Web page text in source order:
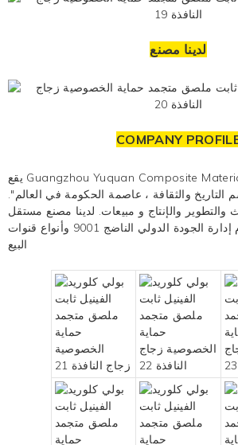
لدينا مصنع
COMPANY
يقع Guangzhou Yuquan Composite Material Co. ، Ltd في مدينة
والثقافة ، عاصمة الحكومة في العالم".
والإنتاج و مبيعات. لدينا مصنع مستقل
كبير الحجم ، ونظام إدارة الجودة الدولي الناضج 9001 وأنواع قنوات
البيع